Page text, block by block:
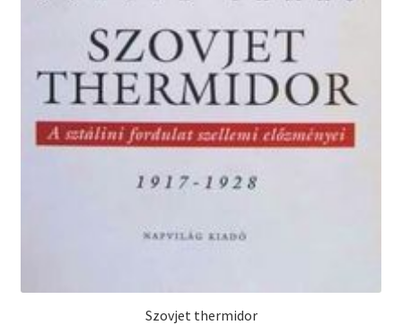
Szovjet thermidor